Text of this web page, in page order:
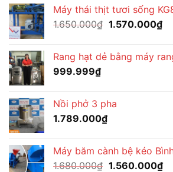
Máy thái thịt tươi sống
1.650.000₫ Giá
1.650.000₫.
1.570.000₫Giá
là:
Rang hạt dẻ bằng máy
999.999₫
Nồi phở 3 pha
1.789.000₫
Máy băm cành bệ kéo
1.680.000₫ Giá
1.560.000₫Giá